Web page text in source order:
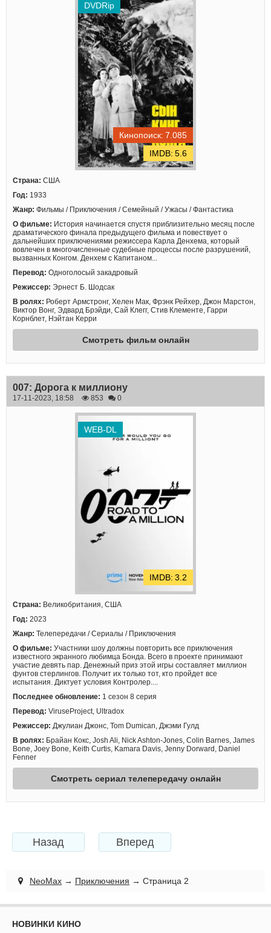
DVDRip
7.085
5.6
Страна: США
Год: 1933
Жанр: Фильмы / Приключения / Семейный / Ужасы / Фантастика
О фильме: История начинается спустя приблизительно месяц после
драматического финала предыдущего фильма и повествует о
дальнейших приключениями режиссера Карла Денхема, который
вовлечен в многочисленные судебные процессы после разрушений,
вызванных Конгом. Денхем с Капитаном...
Перевод: Одноголосый закадровый
Режиссер: Эрнест Б. Шодсак
В ролях: Роберт Армстронг, Хелен Мак, Фрэнк Рейхер, Джон Марстон,
Виктор Вонг, Эдвард Брэйди, Сай Клегг, Стив Клементе, Гарри
Корнблет, Нэйтан Керри
Смотреть фильм онлайн
007: Дорога к миллиону
17-11-2023, 18:58 853 0
WEB-DL
3.2
Страна: Великобритания, США
Год: 2023
Жанр: Телепередачи / Сериалы / Приключения
О фильме: Участники шоу должны повторить все приключения
известного экранного любимца Бонда. Всего в проекте принимают
участие девять пар. Денежный приз этой игры составляет миллион
фунтов стерлингов. Получит их только тот, кто пройдет все
испытания. Диктует условия Контролер....
Последнее обновление: 1 сезон 8 серия
Перевод: ViruseProject, Ultradox
Режиссер: Джулиан Джонс, Tom Dumican, Джэми Гулд
В ролях: Брайан Кокс, Josh Ali, Nick Ashton-Jones, Colin Barnes, James
Bone, Joey Bone, Keith Curtis, Kamara Davis, Jenny Dorward, Daniel
Fenner
Смотреть сериал телепередачу онлайн
Назад Вперед
NeoMax → Приключения → Страница 2
НОВИНКИ КИНО